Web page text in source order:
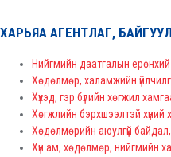
ХАРЬЯА АГЕНТЛАГ,
Нийгмийн даатгалын ерөнхий
Хөдөлмөр, халамжийн
Хүүхэд, гэр бүлийн хөгжил
Хөгжлийн бэрхшээлтэй хүний
Хөдөлмөрийн аюулгүй байдал,
Хүн ам, хөдөлмөр, нийгмийн